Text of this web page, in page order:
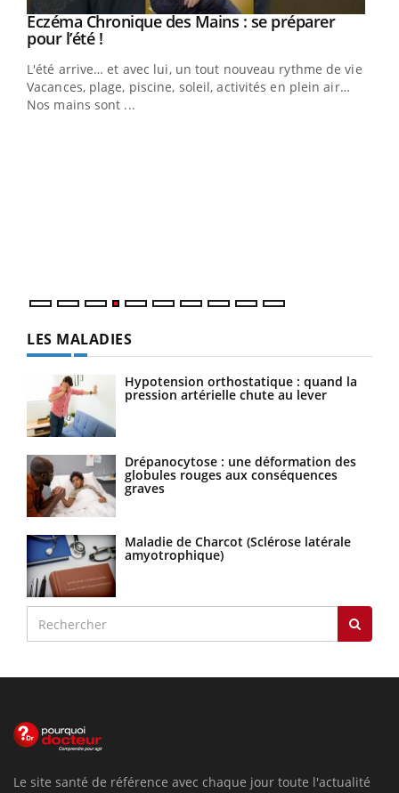
Youtube
Eczéma Chronique des Mains : se préparer
pour l’été !Youtube
L'été arrive… et avec lui, un tout nouveau rythme de vie !
Vacances, plage, piscine, soleil, activités en plein air…
Nos mains sont ...
Youtube
Diabète & Ramadan 2026Youtube
Le Ramadan approche, et, pour de nombreuses
personnes atteintes de diabète, c'est une période de
questions, de défis, mais ...
LES MALADIES
Hypotension orthostatique : quand la
pression artérielle chute au lever
Drépanocytose : une déformation des
globules rouges aux conséquences
graves
Maladie de Charcot (Sclérose latérale
amyotrophique)
Le site santé de référence avec chaque jour toute l'actualité